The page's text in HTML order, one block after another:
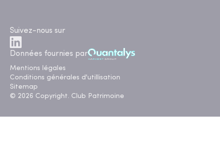
Suivez-nous sur
Données fournies par
Mentions légales
Conditions générales d'utillisation
Sitemap
© 2026 Copyright. Club Patrimoine